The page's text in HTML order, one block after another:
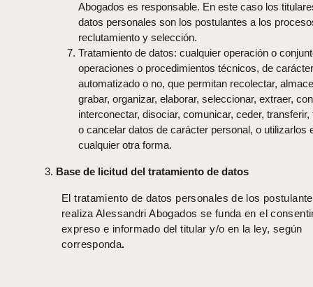
Abogados es responsable. En este caso los
datos personales son los postulantes a los
reclutamiento y selección.
Tratamiento de datos: cualquier operación o
operaciones o procedimientos técnicos, de carácter
automatizado o no, que permitan recolectar,
grabar, organizar, elaborar, seleccionar, extraer,
interconectar, disociar, comunicar, ceder,
o cancelar datos de carácter personal, o utilizarlos
cualquier otra forma.
Base de licitud del tratamiento de datos
El tratamiento de datos personales de los
realiza Alessandri Abogados se funda en el
expreso e informado del titular y/o en la ley, según
corresponda.